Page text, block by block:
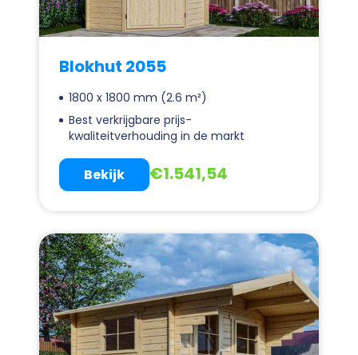
Blokhut 2055
1800 x 1800 mm (2.6 m²)
Best verkrijgbare prijs-
kwaliteitverhouding in de markt
€1.541,54
Bekijk